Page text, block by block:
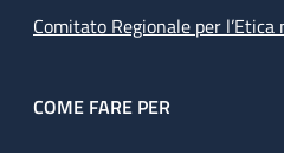
Comitato Regionale per l’Etica
COME FARE PER